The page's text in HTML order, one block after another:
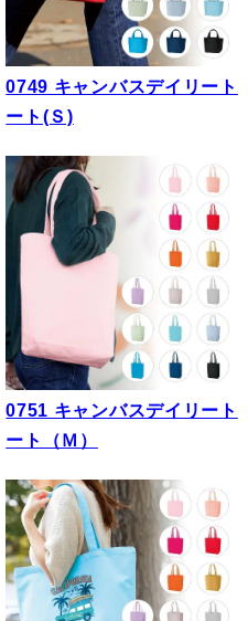
0749 キャンバスデイリート
ート(Ｓ)
0751 キャンバスデイリート
ート（Ｍ）